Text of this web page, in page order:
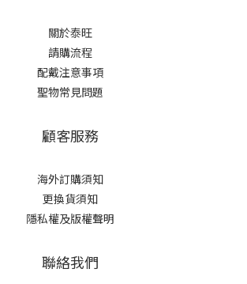
關於泰旺
請購流程
配戴注意事項
聖物常見問題
顧客服務
海外訂購須知
更換貨須知
隱私權及版權聲明
聯絡我們